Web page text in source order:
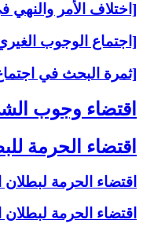
[اختلاف الأمر والنهي
[اجتماع الوجوب
[ثمرة البحث في
اقتضاء وجوب
اقتضاء الحرمة
اقتضاء الحرمة لبطلان
اقتضاء الحرمة لبطلان